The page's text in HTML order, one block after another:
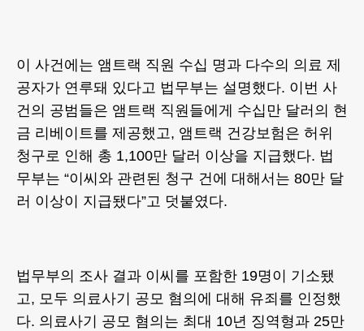
이 사건에는 앰트랙 직원 수십 명과 다수의 의료 제
공자가 연루돼 있다고 법무부는 설명했다. 이번 사
건의 공범들은 앰트랙 직원들에게 수십만 달러의 현
금 리베이트를 제공했고, 앰트랙 건강보험은 허위
청구로 인해 총 1,100만 달러 이상을 지급했다. 법
무부는 “이씨와 관련된 청구 건에 대해서는 80만 달
러 이상이 지급됐다”고 덧붙였다.
법무부의 조사 결과 이씨를 포함한 19명이 기소됐
고, 모두 의료사기 공모 혐의에 대해 유죄를 인정했
다. 의료사기 공모 혐의는 최대 10년 징역형과 25만